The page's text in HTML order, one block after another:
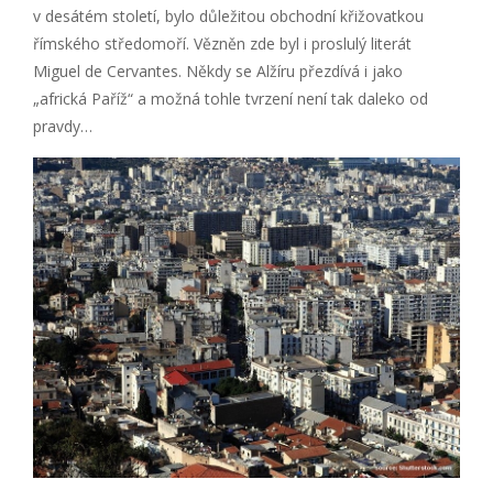
v desátém století, bylo důležitou obchodní křižovatkou
římského středomoří. Vězněn zde byl i proslulý literát
Miguel de Cervantes. Někdy se Alžíru přezdívá i jako
„africká Paříž“ a možná tohle tvrzení není tak daleko od
pravdy…